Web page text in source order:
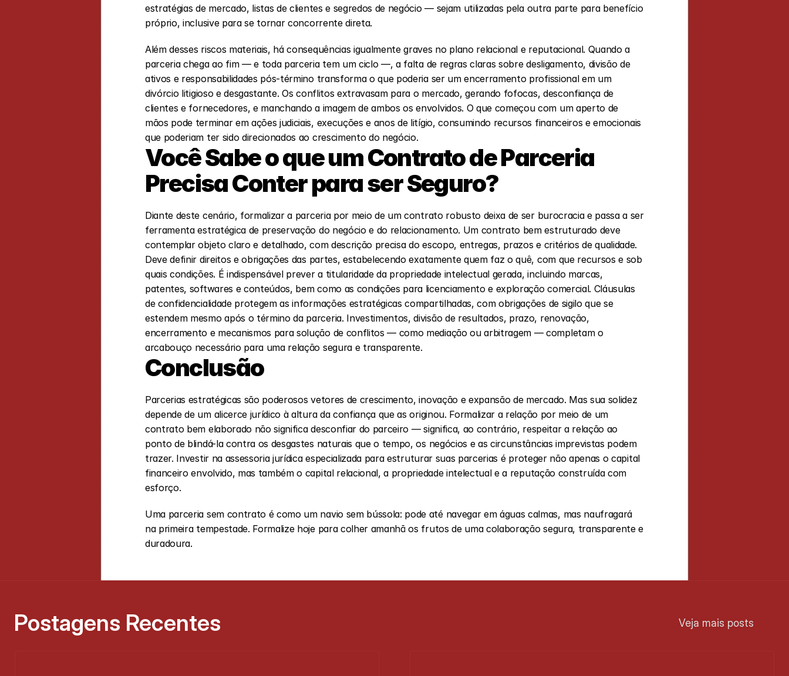
estratégias de mercado, listas de clientes e segredos de negócio — sejam utilizadas pela outra parte para benefício
próprio, inclusive para se tornar concorrente direta.
Além desses riscos materiais, há consequências igualmente graves no plano relacional e reputacional. Quando a
parceria chega ao fim — e toda parceria tem um ciclo —, a falta de regras claras sobre desligamento, divisão de
ativos e responsabilidades pós-término transforma o que poderia ser um encerramento profissional em um
divórcio litigioso e desgastante. Os conflitos extravasam para o mercado, gerando fofocas, desconfiança de
clientes e fornecedores, e manchando a imagem de ambos os envolvidos. O que começou com um aperto de
mãos pode terminar em ações judiciais, execuções e anos de litígio, consumindo recursos financeiros e emocionais
que poderiam ter sido direcionados ao crescimento do negócio.
Você Sabe o que um Contrato de Parceria
Precisa Conter para ser Seguro?
Diante deste cenário, formalizar a parceria por meio de um contrato robusto deixa de ser burocracia e passa a ser
ferramenta estratégica de preservação do negócio e do relacionamento. Um contrato bem estruturado deve
contemplar objeto claro e detalhado, com descrição precisa do escopo, entregas, prazos e critérios de qualidade.
Deve definir direitos e obrigações das partes, estabelecendo exatamente quem faz o quê, com que recursos e sob
quais condições. É indispensável prever a titularidade da propriedade intelectual gerada, incluindo marcas,
patentes, softwares e conteúdos, bem como as condições para licenciamento e exploração comercial. Cláusulas
de confidencialidade protegem as informações estratégicas compartilhadas, com obrigações de sigilo que se
estendem mesmo após o término da parceria. Investimentos, divisão de resultados, prazo, renovação,
encerramento e mecanismos para solução de conflitos — como mediação ou arbitragem — completam o
arcabouço necessário para uma relação segura e transparente.
Conclusão
Parcerias estratégicas são poderosos vetores de crescimento, inovação e expansão de mercado. Mas sua solidez
depende de um alicerce jurídico à altura da confiança que as originou. Formalizar a relação por meio de um
contrato bem elaborado não significa desconfiar do parceiro — significa, ao contrário, respeitar a relação ao
ponto de blindá-la contra os desgastes naturais que o tempo, os negócios e as circunstâncias imprevistas podem
trazer. Investir na assessoria jurídica especializada para estruturar suas parcerias é proteger não apenas o capital
financeiro envolvido, mas também o capital relacional, a propriedade intelectual e a reputação construída com
esforço.
Uma parceria sem contrato é como um navio sem bússola: pode até navegar em águas calmas, mas naufragará
na primeira tempestade. Formalize hoje para colher amanhã os frutos de uma colaboração segura, transparente e
duradoura.
Postagens Recentes Veja mais posts